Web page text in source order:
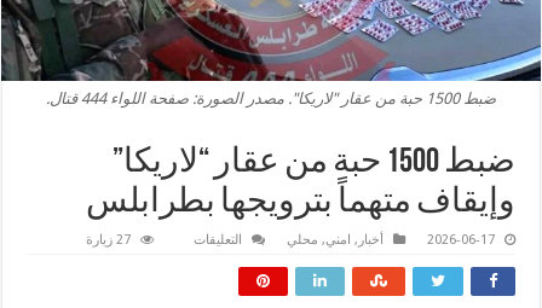
ضبط 1500 حبة من عقار "لاريكا". مصدر الصورة: صفحة اللواء 444 قتال.
ضبط 1500 حبة من عقار “لاريكا”
وإيقاف متهماً بترويجها بطرابلس
2026-06-17 أخبار , امني, محلي التعليقات 27 زيارة